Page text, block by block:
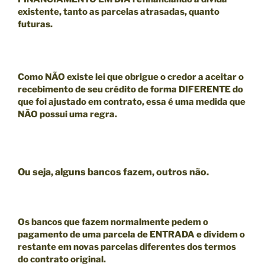
existente, tanto as parcelas atrasadas, quanto
futuras.
Como NÃO existe lei que obrigue o credor a aceitar o
recebimento de seu crédito de forma DIFERENTE do
que foi ajustado em contrato, essa é uma medida que
NÃO possui uma regra.
Ou seja, alguns bancos fazem, outros não.
Os bancos que fazem normalmente pedem o
pagamento de uma parcela de ENTRADA e dividem o
restante em novas parcelas diferentes dos termos
do contrato original.